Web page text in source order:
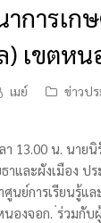
การเก
) เขตหน
เมย์
ข่าวป
13.00 น. นาย
าและผังเมือง ป
นย์การเรียนรู้แ
องจอก. ่ร่วมกับ